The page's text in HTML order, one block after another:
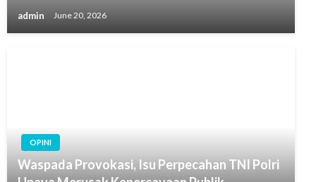
admin June 20, 2026
OPINI
Waspada Provokasi, Isu Perpecahan TNI Polri